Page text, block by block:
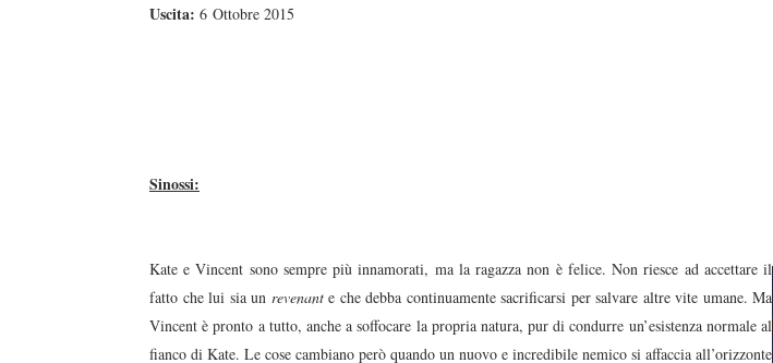
Uscita: 6 Ottobre 2015
Sinossi:
Kate e Vincent sono sempre più innamorati, ma la ragazza non è felice. Non riesce ad accettare il
fatto che lui sia un revenant e che debba continuamente sacrificarsi per salvare altre vite umane. Ma
Vincent è pronto a tutto, anche a soffocare la propria natura, pur di condurre un’esistenza normale al
fianco di Kate. Le cose cambiano però quando un nuovo e incredibile nemico si affaccia all’orizzonte